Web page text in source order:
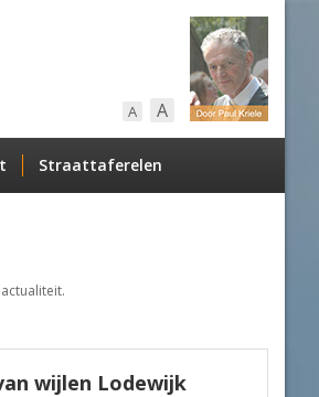
A A
Straattaferelen
wijlen Lodewijk